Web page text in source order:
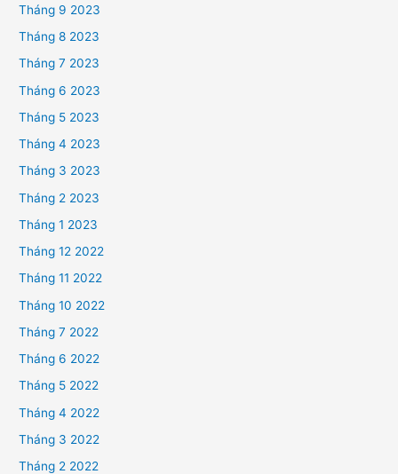
Tháng 9 2023
Tháng 8 2023
Tháng 7 2023
Tháng 6 2023
Tháng 5 2023
Tháng 4 2023
Tháng 3 2023
Tháng 2 2023
Tháng 1 2023
Tháng 12 2022
Tháng 11 2022
Tháng 10 2022
Tháng 7 2022
Tháng 6 2022
Tháng 5 2022
Tháng 4 2022
Tháng 3 2022
Tháng 2 2022